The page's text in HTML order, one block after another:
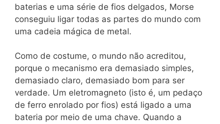
baterias e uma série de fios delgados, Morse
conseguiu ligar todas as partes do mundo com
uma cadeia mágica de metal.
Como de costume, o mundo não acreditou,
porque o mecanismo era demasiado simples,
demasiado claro, demasiado bom para ser
verdade. Um eletromagneto (isto é, um pedaço
de ferro enrolado por fios) está ligado a uma
bateria por meio de uma chave. Quando a